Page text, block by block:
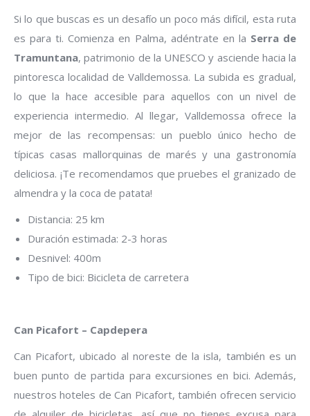
Si lo que buscas es un desafío un poco más difícil, esta ruta
es para ti. Comienza en Palma, adéntrate en la Serra de
Tramuntana, patrimonio de la UNESCO y asciende hacia la
pintoresca localidad de Valldemossa. La subida es gradual,
lo que la hace accesible para aquellos con un nivel de
experiencia intermedio. Al llegar, Valldemossa ofrece la
mejor de las recompensas: un pueblo único hecho de
típicas casas mallorquinas de marés y una gastronomía
deliciosa. ¡Te recomendamos que pruebes el granizado de
almendra y la coca de patata!
Distancia: 25 km
Duración estimada: 2-3 horas
Desnivel: 400m
Tipo de bici: Bicicleta de carretera
Can Picafort – Capdepera
Can Picafort, ubicado al noreste de la isla, también es un
buen punto de partida para excursiones en bici. Además,
nuestros hoteles de Can Picafort, también ofrecen servicio